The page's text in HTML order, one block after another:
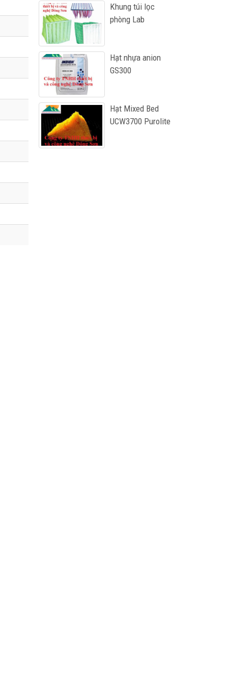
Khung túi lọc
phòng Lab
Hạt nhựa anion
GS300
Hạt Mixed Bed
UCW3700 Purolite